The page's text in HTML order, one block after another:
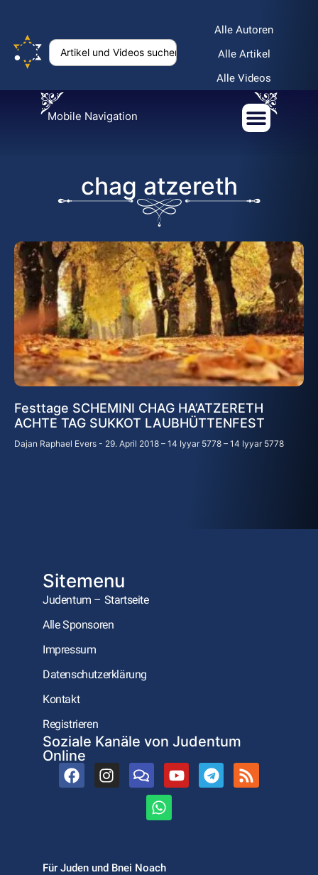
Alle Autoren
Alle Artikel
Alle Videos
Mobile Navigation
chag atzereth
Festtage SCHEMINI CHAG HA’ATZERETH
ACHTE TAG SUKKOT LAUBHÜTTENFEST
Dajan Raphael Evers 29. April 2018 – 14 Iyyar 5778 – 14 Iyyar 5778
Sitemenu
Judentum – Startseite
Alle Sponsoren
Impressum
Datenschutzerklärung
Kontakt
Registrieren
Soziale Kanäle von Judentum
Online
Für Juden und Bnei Noach